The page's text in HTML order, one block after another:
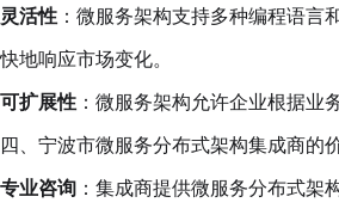
灵活性 ：微服务架构支持多种编程语
快地响应市场变化。
可扩展性 ：微服务架构允许企业根据
四、宁波市微服务分布式架构集成商的
专业咨询 ：集成商提供微服务分布式